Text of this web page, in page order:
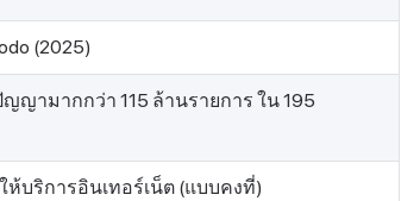
(2025)
ญามากกว่า 115 ล้านรายการ ใน 195
บริการอินเทอร์เน็ต (แบบคงที่)